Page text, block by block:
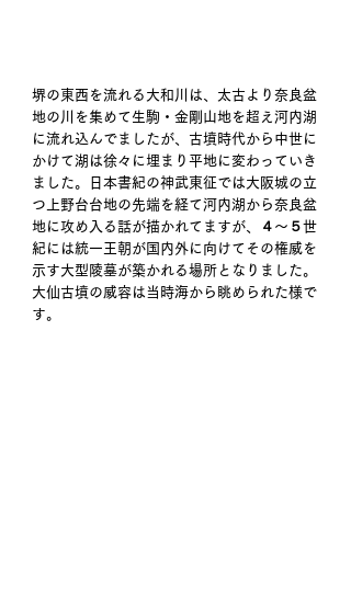
堺の東西を流れる大和川は、太古より奈良盆
地の川を集めて生駒・金剛山地を超え河内湖
に流れ込んでましたが、古墳時代から中世に
かけて湖は徐々に埋まり平地に変わっていき
ました。日本書紀の神武東征では大阪城の立
つ上野台台地の先端を経て河内湖から奈良盆
地に攻め入る話が描かれてますが、４～５世
紀には統一王朝が国内外に向けてその権威を
示す大型陵墓が築かれる場所となりました。
大仙古墳の威容は当時海から眺められた様で
す。